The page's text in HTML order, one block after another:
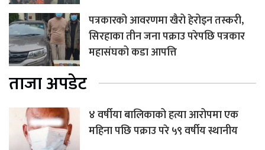
पत्रकारको आवरणमा खैरो हेरोइन तस्करी,
सिरहाका तीन जना पक्राउ परेपछि पत्रकार
महासंघको कडा आपत्ति
ताजा अपडेट
४ वर्षीया बालिकाको हत्या आरोपमा एक
महिना पछि पक्राउ परे ५९ वर्षीय स्थानीय